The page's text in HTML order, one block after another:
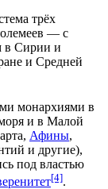
трёх
— с
в Сирии и
и Средней
монархиями в
и в Малой
, Афины,
и другие),
под властью
[4].